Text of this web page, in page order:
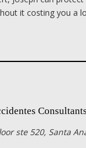
it costing you a
Consultants
ste 520, Santa